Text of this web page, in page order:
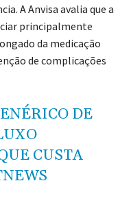
A Anvisa avalia que a
principalmente
da medicação
de complicações
DE
CUSTA